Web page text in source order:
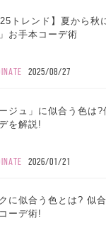
トレンド】夏から秋
お手本コーデ術
2025/08/27
ージュ」に似合う色は
を解説!
2026/01/21
に似合う色とは? 似
ーデ術!